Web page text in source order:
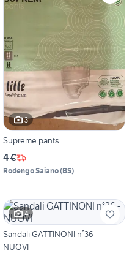
3
Supreme pants
4 €
Rodengo Saiano(BS)
4
Sandali GATTINONI n°36 -
NUOVI